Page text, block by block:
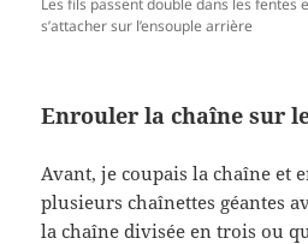
s’attacher sur l’ensouple arrière
Enrouler la chaîne sur
Avant, je coupais la chaîne et
plusieurs chaînettes géantes
la chaîne divisée en trois ou